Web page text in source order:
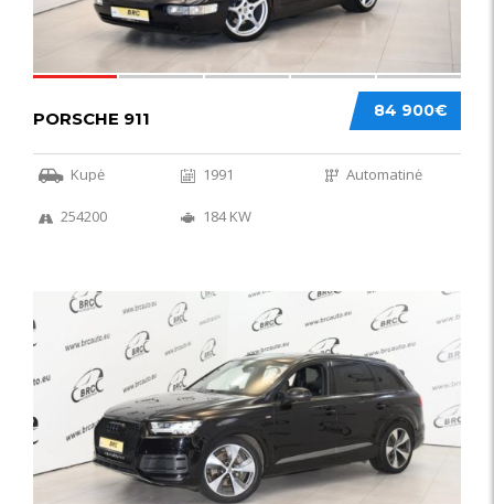
84 900€
PORSCHE 911
Kupė 1991 Automatinė
254200 184 KW
56